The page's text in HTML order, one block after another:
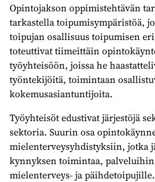
Opintojakson oppimistehtävän
tarkastella toipumisympäristöä,
toipujan osallisuus toipumisen
toteuttivat tiimeittäin
työyhteisöön, joissa he
työntekijöitä, toimintaan
kokemusasiantuntijoita.
Työyhteisöt edustivat järjestöjä
sektoria. Suurin osa
mielenterveysyhdistyksiin, jotka
kynnyksen toimintaa,
mielenterveys- ja päihdetoipujille.